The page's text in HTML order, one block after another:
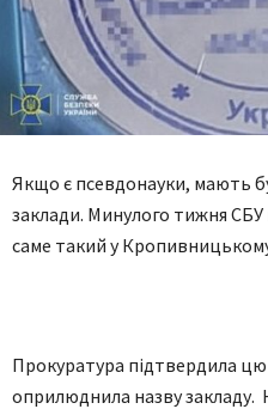
Якщо є псевдонауки, мають
заклади. Минулого тижня
саме такий у
Прокуратура підтвердила
оприлюднила назву закладу.